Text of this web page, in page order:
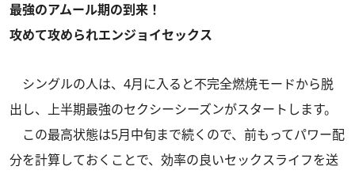
最強のアムール期の到来！
攻めて攻められエンジョイセックス
シングルの人は、4月に入ると不完全燃焼モードから脱
出し、上半期最強のセクシーシーズンがスタートします。
この最高状態は5月中旬まで続くので、前もってパワー配
分を計算しておくことで、効率の良いセックスライフを送